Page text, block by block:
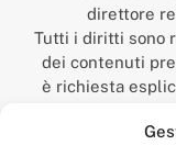
direttore
Tutti i diritti sono
dei contenuti
è richiesta
“Anagnia” è un